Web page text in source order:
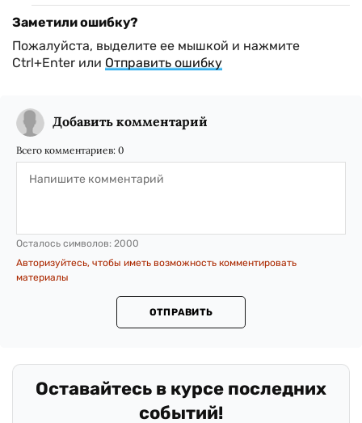
Заметили ошибку?
Пожалуйста, выделите ее мышкой и нажмите
Ctrl+Enter или Отправить ошибку
Добавить комментарий
Всего комментариев: 0
Осталось символов: 2000
Авторизуйтесь, чтобы иметь возможность комментировать
материалы
ОТПРАВИТЬ
Оставайтесь в курсе последних